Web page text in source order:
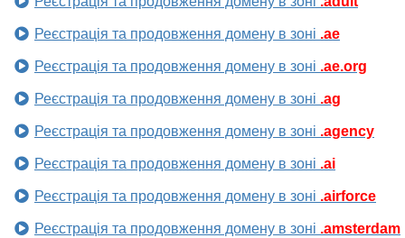
Реєстрація та продовження домену в зоні .ae
Реєстрація та продовження домену в зоні .ae.org
Реєстрація та продовження домену в зоні .ag
Реєстрація та продовження домену в зоні .agency
Реєстрація та продовження домену в зоні .ai
Реєстрація та продовження домену в зоні .airforce
Реєстрація та продовження домену в зоні .amsterdam